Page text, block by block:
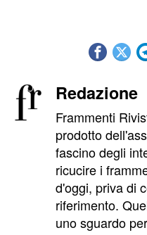
Redazione
Frammenti
prodotto
fascino degli
ricucire i
d'oggi, priva di
riferimento.
uno sguardo